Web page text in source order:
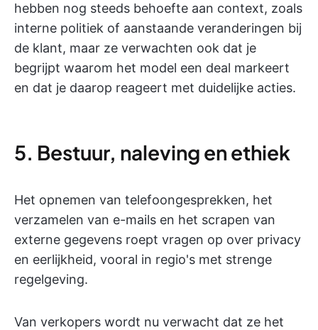
hebben nog steeds behoefte aan context, zoals
interne politiek of aanstaande veranderingen bij
de klant, maar ze verwachten ook dat je
begrijpt waarom het model een deal markeert
en dat je daarop reageert met duidelijke acties.
5. Bestuur, naleving en ethiek
Het opnemen van telefoongesprekken, het
verzamelen van e-mails en het scrapen van
externe gegevens roept vragen op over privacy
en eerlijkheid, vooral in regio's met strenge
regelgeving.
Van verkopers wordt nu verwacht dat ze het